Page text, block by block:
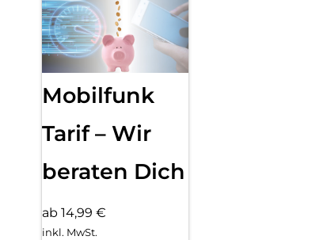
Mobilfunk
Tarif – Wir
beraten Dich
ab 14,99 €
inkl. MwSt.